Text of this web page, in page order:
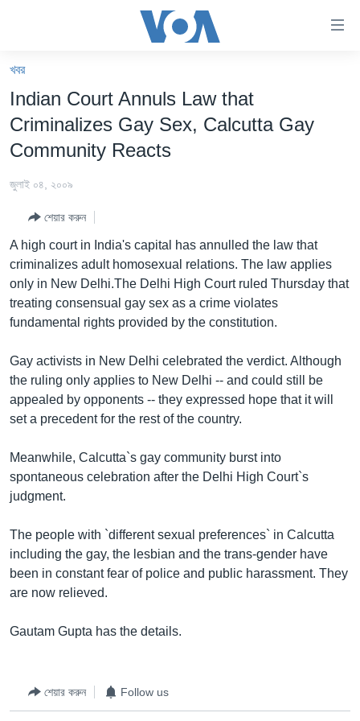
যান।
প্রধান
যান
যুক্তরাষ্ট্র
দক্ষিণ-এশিয়া
সম্পাদকীয়
টেলিভিশন
Learning English
অন্য ভাষায় ওয়েব সাইট
খবর
Indian Court Annuls Law that
Criminalizes Gay Sex, Calcutta Gay
Community Reacts
জুলাই ০৪, ২০০৯
শেয়ার করুন
A high court in India's capital has annulled the law that
criminalizes adult homosexual relations. The law applies
only in New Delhi.The Delhi High Court ruled Thursday that
treating consensual gay sex as a crime violates
fundamental rights provided by the constitution.
Gay activists in New Delhi celebrated the verdict. Although
the ruling only applies to New Delhi -- and could still be
appealed by opponents -- they expressed hope that it will
set a precedent for the rest of the country.
Meanwhile, Calcutta`s gay community burst into
spontaneous celebration after the Delhi High Court`s
judgment.
The people with `different sexual preferences` in Calcutta
including the gay, the lesbian and the trans-gender have
been in constant fear of police and public harassment. They
are now relieved.
Gautam Gupta has the details.
শেয়ার করুন Follow us